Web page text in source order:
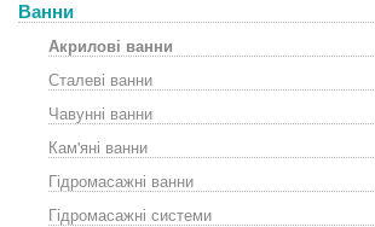
Ванни
Акрилові ванни
Сталеві ванни
Чавунні ванни
Кам'яні ванни
Гідромасажні ванни
Гідромасажні системи